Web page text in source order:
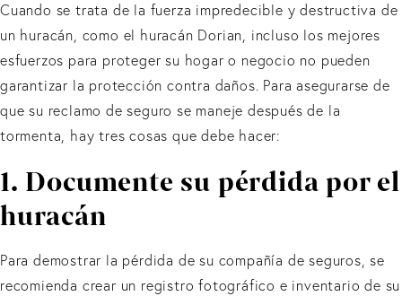
Cuando se trata de la fuerza impredecible y destructiva de
un huracán, como el huracán Dorian, incluso los mejores
esfuerzos para proteger su hogar o negocio no pueden
garantizar la protección contra daños. Para asegurarse de
que su reclamo de seguro se maneje después de la
tormenta, hay tres cosas que debe hacer:
1. Documente su pérdida por el
huracán
Para demostrar la pérdida de su compañía de seguros, se
recomienda crear un registro fotográfico e inventario de su